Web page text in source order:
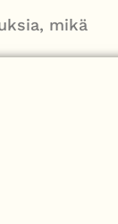
mikä